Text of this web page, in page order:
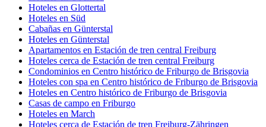
Hoteles en Glottertal
Hoteles en Süd
Cabañas en Günterstal
Hoteles en Günterstal
Apartamentos en Estación de tren central Freiburg
Hoteles cerca de Estación de tren central Freiburg
Condominios en Centro histórico de Friburgo de Brisgovia
Hoteles con spa en Centro histórico de Friburgo de Brisgovia
Hoteles en Centro histórico de Friburgo de Brisgovia
Casas de campo en Friburgo
Hoteles en March
Hoteles cerca de Estación de tren Freiburg-Zähringen